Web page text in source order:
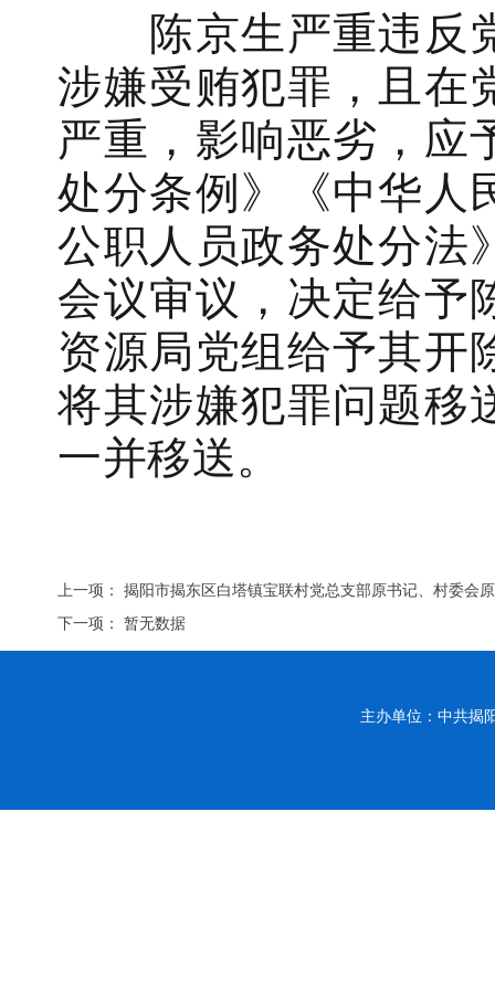
陈京生严重违反
涉嫌受贿犯罪，且在
严重，影响恶劣，应
处分条例》《中华人
公职人员政务处分法
会议审议，决定给予
资源局党组给予其开
将其涉嫌犯罪问题移
一并移送。
上一项：揭阳市揭东区白塔镇宝联村党总支部原书记、村委会
下一项： 暂无数据
主办单位：中共揭